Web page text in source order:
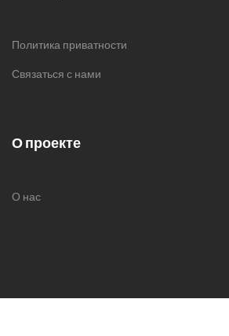
Политика приватности
Связаться с нами
О проекте
О нас